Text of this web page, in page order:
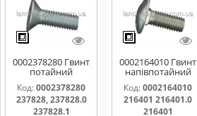
0002378280 Гвинт
потайний
M10x30 237828,
237828.0
Код:0002378280
237828, 237828.0
237828.1
0002164010 Гвинт
напівпотайний
М10х25х20
216401 216401.0
216401.1
216401000
Код: 0002164010
216401 216401.0
216401